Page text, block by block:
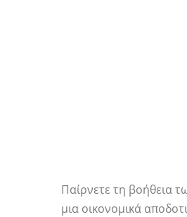
Παίρνετε τη βοήθεια
μια οικονομικά